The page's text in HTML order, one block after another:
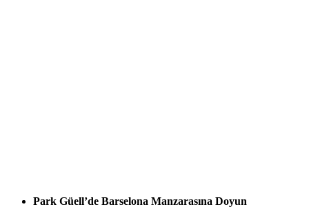
Park Güell’de Barselona Manzarasına Doyun